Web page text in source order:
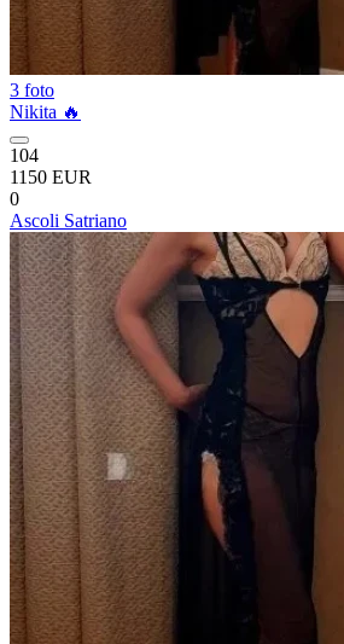
3 foto
Nikita 🔥
104
1150 EUR
0
Ascoli Satriano